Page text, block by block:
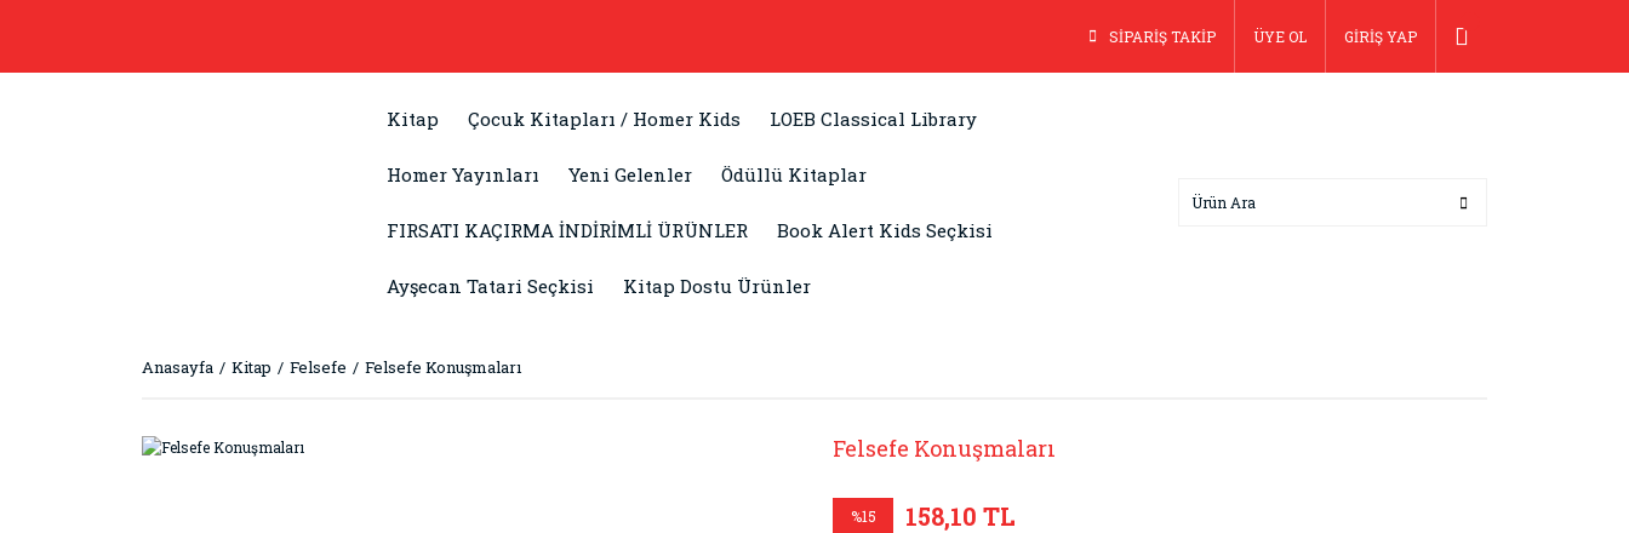
SİPARİŞ TAKİP ÜYE OL GİRİŞ YAP
Kitap Çocuk Kitapları / Homer Kids LOEB Classical Library
Homer Yayınları Yeni Gelenler Ödüllü Kitaplar
FIRSATI KAÇIRMA İNDİRİMLİ ÜRÜNLER Book Alert Kids Seçkisi
Ayşecan Tatari Seçkisi Kitap Dostu Ürünler
Anasayfa Kitap Felsefe Felsefe Konuşmaları
Felsefe Konuşmaları
%15 158,10 TL